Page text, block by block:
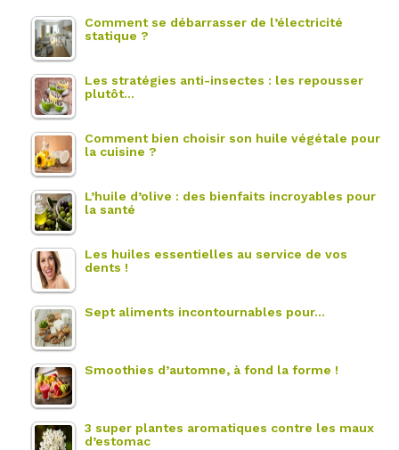
Comment se débarrasser de l’électricité
statique ?
Les stratégies anti-insectes : les repousser
plutôt…
Comment bien choisir son huile végétale pour
la cuisine ?
L’huile d’olive : des bienfaits incroyables pour
la santé
Les huiles essentielles au service de vos
dents !
Sept aliments incontournables pour…
Smoothies d’automne, à fond la forme !
3 super plantes aromatiques contre les maux
d’estomac